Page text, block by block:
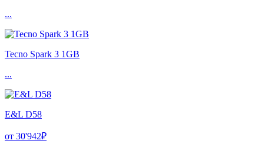
...
Tecno Spark 3 1GB
...
E&L D58
от 30'942₽